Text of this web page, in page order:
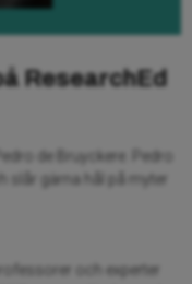
ResearchEd
de Bruyckere. Pedro
slår gärna hål på myter
och experter